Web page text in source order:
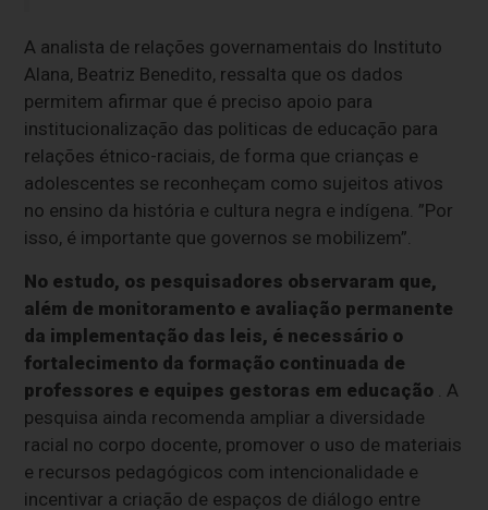
A analista de relações governamentais do Instituto
Alana, Beatriz Benedito, ressalta que os dados
permitem afirmar que é preciso apoio para
institucionalização das politicas de educação para
relações étnico-raciais, de forma que crianças e
adolescentes se reconheçam como sujeitos ativos
no ensino da história e cultura negra e indígena. ”Por
isso, é importante que governos se mobilizem”.
No estudo, os pesquisadores observaram que,
além de monitoramento e avaliação permanente
da implementação das leis, é necessário o
fortalecimento da formação continuada de
professores e equipes gestoras em educação . A
pesquisa ainda recomenda ampliar a diversidade
racial no corpo docente, promover o uso de materiais
e recursos pedagógicos com intencionalidade e
incentivar a criação de espaços de diálogo entre